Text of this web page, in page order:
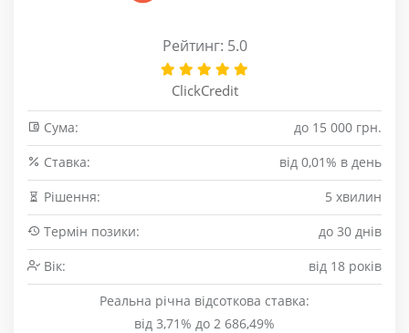
Рейтинг: 5.0
ClickCredit
Сума:
до 15 000 грн.
Cтавка:
від 0,01% в день
Рішення:
5 хвилин
Термін позики:
до 30 днів
Вік:
від 18 років
Реальна річна відсоткова ставка:
від 3,71% до 2 686,49%